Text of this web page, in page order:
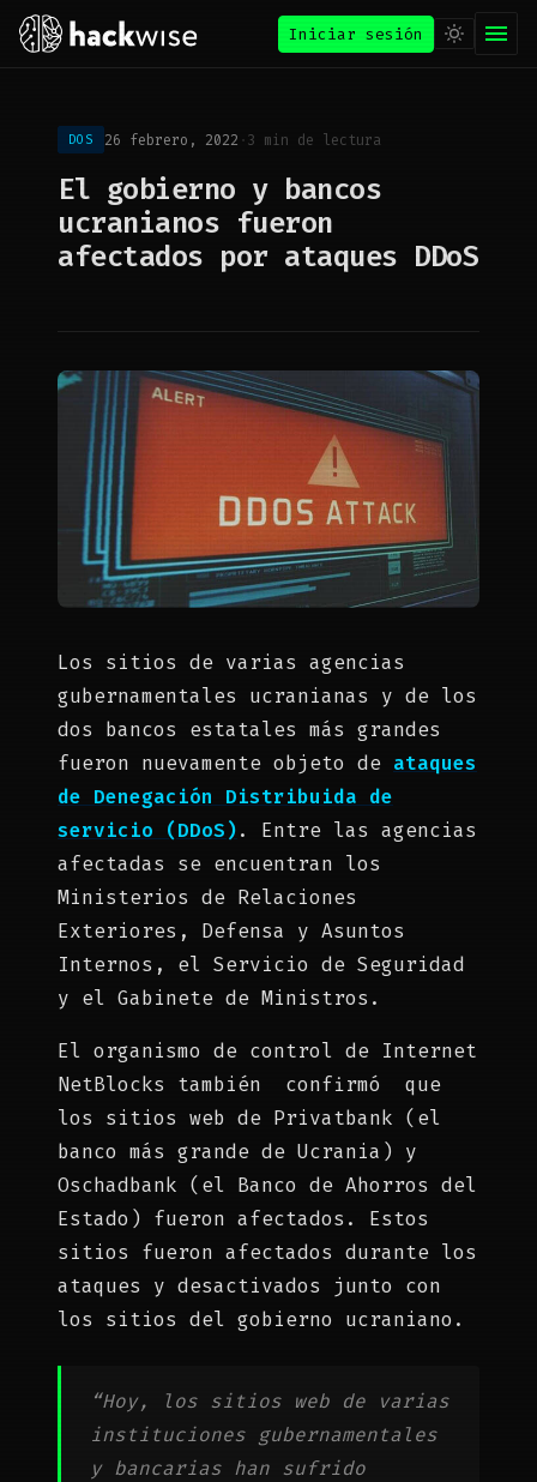
Iniciar sesión
DOS 26 febrero, 2022 ·3 min de lectura
El gobierno y bancos
ucranianos fueron
afectados por ataques DDoS
Los sitios de varias agencias
gubernamentales ucranianas y de los
dos bancos estatales más grandes
fueron nuevamente objeto de ataques
de Denegación Distribuida de
servicio (DDoS). Entre las agencias
afectadas se encuentran los
Ministerios de Relaciones
Exteriores, Defensa y Asuntos
Internos, el Servicio de Seguridad
y el Gabinete de Ministros.
El organismo de control de Internet
NetBlocks también confirmó que
los sitios web de Privatbank (el
banco más grande de Ucrania) y
Oschadbank (el Banco de Ahorros del
Estado) fueron afectados. Estos
sitios fueron afectados durante los
ataques y desactivados junto con
los sitios del gobierno ucraniano.
“Hoy, los sitios web de varias
instituciones gubernamentales
y bancarias han sufrido